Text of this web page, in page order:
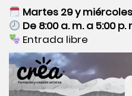
Martes 29 y
De 8:00 a. m. a 5:00 p.
Entrada libre